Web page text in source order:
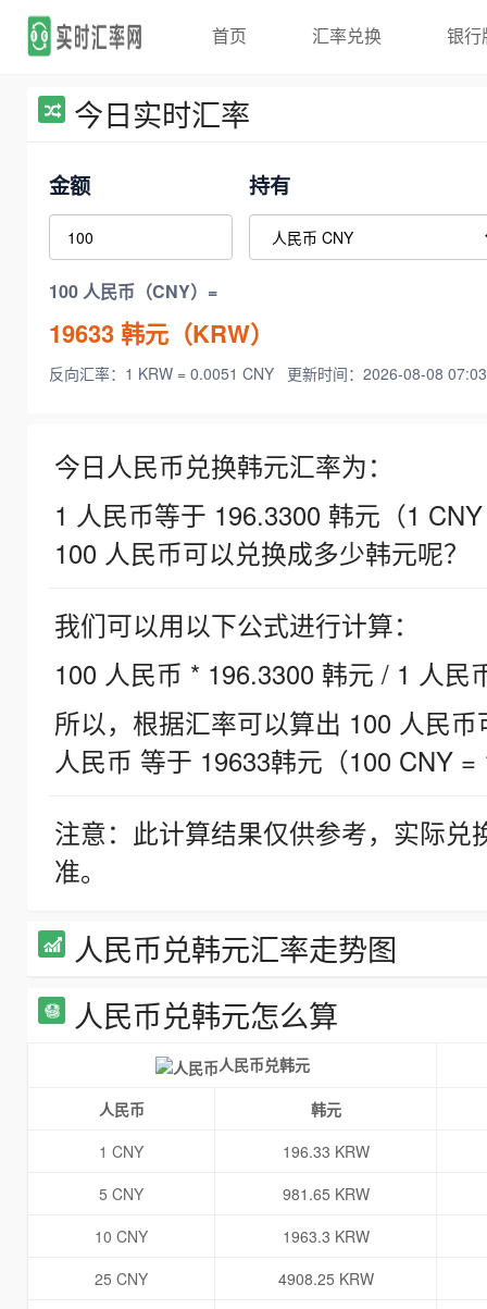
首页 汇率兑换 银行
今日实时汇率
金额 持有
100 人民币（CNY）=
19633韩元（KRW）
反向汇率：1 KRW = 0.0051 CNY 更新时间：2026-08-08
今日人民币兑换韩元汇率为：
1 人民币等于 196.3300 韩元（1
100 人民币可以兑换成多少韩元呢？
我们可以用以下公式进行计算：
100 人民币 * 196.3300 韩元 / 1 人民
所以，根据汇率可以算出 100 人民
人民币 等于 19633韩元（100 CNY =
注意：此计算结果仅供参考，实际
准。
人民币兑韩元汇率走势图
人民币兑韩元怎么算
人民币兑韩元
人民币
韩元
1 CNY
196.33 KRW
5 CNY
981.65 KRW
10 CNY
1963.3 KRW
25 CNY
4908.25 KRW